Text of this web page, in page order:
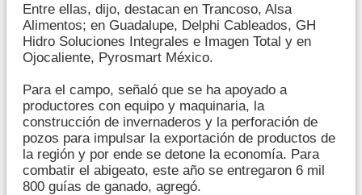
Entre ellas, dijo, destacan en Trancoso, Alsa
Alimentos; en Guadalupe, Delphi Cableados, GH
Hidro Soluciones Integrales e Imagen Total y en
Ojocaliente, Pyrosmart México.
Para el campo, señaló que se ha apoyado a
productores con equipo y maquinaria, la
construcción de invernaderos y la perforación de
pozos para impulsar la exportación de productos de
la región y por ende se detone la economía. Para
combatir el abigeato, este año se entregaron 6 mil
800 guías de ganado, agregó.